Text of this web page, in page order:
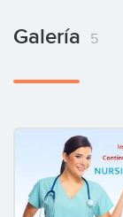
Galería 5